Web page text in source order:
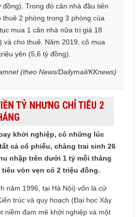
đồng). Trong đó căn nhà đầu tiên
thuê 2 phòng trong 3 phòng của
mua 1 căn nhà nữa trị giá 18
và cho thuê. Năm 2019, cô mua
yên (5,6 tỷ đồng).
(theo News/Dailymail/KKnews)
TỶ NHƯNG CHỈ TIÊU 2
khởi nghiệp, có những lúc
cả cổ phiếu, chàng trai sinh 26
nhập trên dưới 1 tỷ mỗi tháng
vỏn vẹn có 2 triệu đồng.
năm 1996, tại Hà Nội) vốn là cử
trúc và quy hoạch (Đại học Xây
niềm đam mê khởi nghiệp và một